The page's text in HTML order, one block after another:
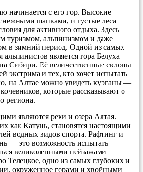
начинается с его гор. Высокие
шапками, и густые леса
для активного отдыха. Здесь
туризмом, альпинизмом и даже
в зимний период. Одной из самых
альпинистов является гора Белуха —
Сибири. Её величественные склоны
экстрима и тех, кто хочет испытать
на Алтае можно увидеть курганы —
которые рассказывают о
региона.
являются реки и озера Алтая.
как Катунь, становятся настоящими
водных видов спорта. Рафтинг и
— это возможность испытать
великолепными пейзажами
Телецкое, одно из самых глубоких и
окруженное горами и хвойными